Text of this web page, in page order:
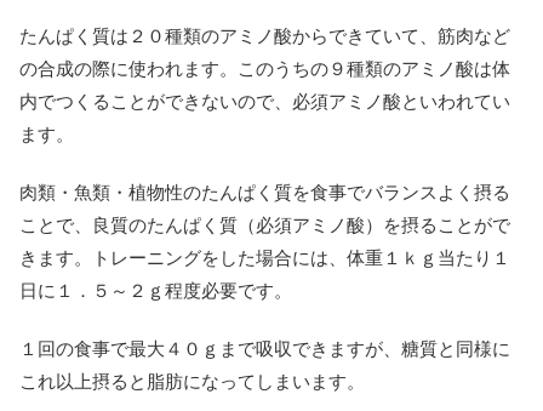
たんぱく質は２０種類のアミノ酸からできていて、筋肉など
の合成の際に使われます。このうちの９種類のアミノ酸は体
内でつくることができないので、必須アミノ酸といわれてい
ます。
肉類・魚類・植物性のたんぱく質を食事でバランスよく摂る
ことで、良質のたんぱく質（必須アミノ酸）を摂ることがで
きます。トレーニングをした場合には、体重１ｋｇ当たり１
日に１．５～２ｇ程度必要です。
１回の食事で最大４０ｇまで吸収できますが、糖質と同様に
これ以上摂ると脂肪になってしまいます。